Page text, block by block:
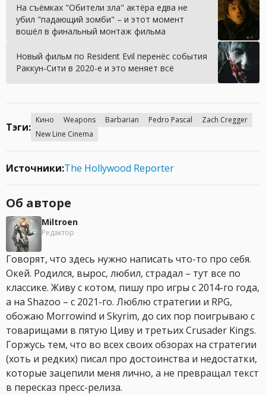
На съёмках "Обители зла" актёра едва не
убил "падающий зомби" – и этот момент
вошёл в финальный монтаж фильма
Новый фильм по Resident Evil перенёс события
Раккун-Сити в 2020-е и это меняет всё
Тэги:
Кино Weapons Barbarian Pedro Pascal
Zach Cregger
New Line Cinema
Источники:The Hollywood Reporter
Об авторе
Miltroen
Редактор
Говорят, что здесь нужно написать что-то про себя.
Окей. Родился, вырос, любил, страдал – тут все по
классике. Живу с котом, пишу про игры с 2014-го года,
а на Shazoo – с 2021-го. Люблю стратегии и RPG,
обожаю Morrowind и Skyrim, до сих пор поигрываю с
товарищами в пятую Циву и третьих Crusader Kings.
Горжусь тем, что во всех своих обзорах на стратегии
(хоть и редких) писал про достоинства и недостатки,
которые зацепили меня лично, а не превращал текст
в пересказ пресс-релиза.